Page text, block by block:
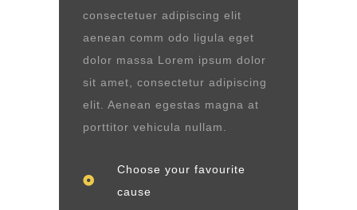
consectetuer adipiscing elit
aenean comm odo ligula eget
dolor massa Lorem ipsum dolor
sit amet, consectetur adipiscing
elit. Aenean egestas magna at
porttitor vehicula nullam.
Choose your favourite
cause